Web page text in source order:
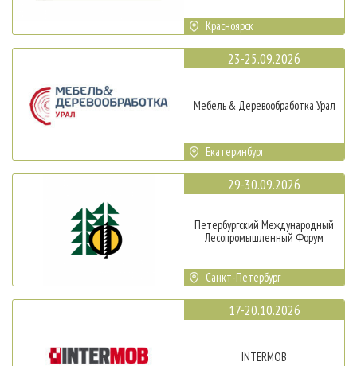
Красноярск
23-25.09.2026
Мебель & Деревообработка Урал
Екатеринбург
29-30.09.2026
Петербургский Международный
Лесопромышленный Форум
Санкт-Петербург
17-20.10.2026
INTERMOB